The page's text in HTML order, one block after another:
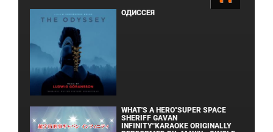
ОДИССЕЯ
WHAT'S A HERO"SUPER SPACE
SHERIFF GAVAN
INFINITY"KARAOKE ORIGINALLY